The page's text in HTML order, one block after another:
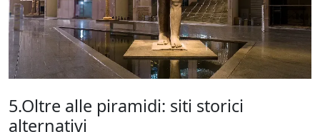
5.Oltre alle piramidi: siti storici
alternativi